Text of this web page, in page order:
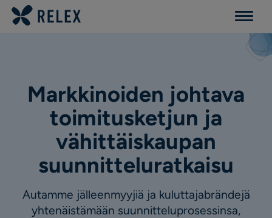
Menu
Markkinoiden johtava
toimitusketjun ja
vähittäiskaupan
suunnitteluratkaisu
Autamme jälleenmyyjiä ja kuluttajabrändejä
yhtenäistämään suunnitteluprosessinsa,